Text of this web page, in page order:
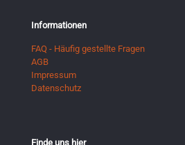
Informationen
FAQ - Häufig gestellte Fragen
AGB
Impressum
Datenschutz
Finde uns hier